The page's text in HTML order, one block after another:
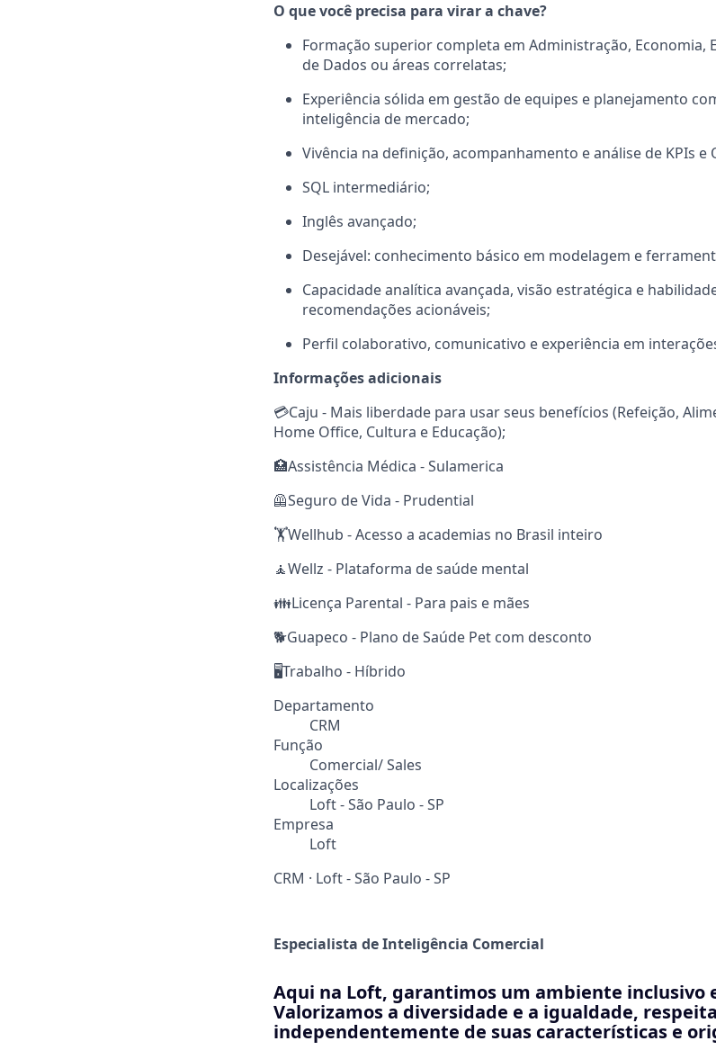
O que você precisa para virar a chave?
Formação superior completa em Administração, Economia,
de Dados ou áreas correlatas;
Experiência sólida em gestão de equipes e planejamento
inteligência de mercado;
Vivência na definição, acompanhamento e análise de KPIs e
SQL intermediário;
Inglês avançado;
Desejável: conhecimento básico em modelagem e
Capacidade analítica avançada, visão estratégica e
recomendações acionáveis;
Perfil colaborativo, comunicativo e experiência em
Informações adicionais
💳Caju - Mais liberdade para usar seus benefícios (Refeição,
Home Office, Cultura e Educação);
🏥Assistência Médica - Sulamerica
🦺Seguro de Vida - Prudential
🏋️Wellhub - Acesso a academias no Brasil inteiro
🧘Wellz - Plataforma de saúde mental
👪Licença Parental - Para pais e mães
🐕Guapeco - Plano de Saúde Pet com desconto
🖥️Trabalho - Híbrido
Departamento
CRM
Função
Comercial/ Sales
Localizações
Loft - São Paulo - SP
Empresa
Loft
CRM · Loft - São Paulo - SP
Especialista de Inteligência Comercial
Aqui na Loft, garantimos um ambiente inclusivo
Valorizamos a diversidade e a igualdade,
independentemente de suas características e